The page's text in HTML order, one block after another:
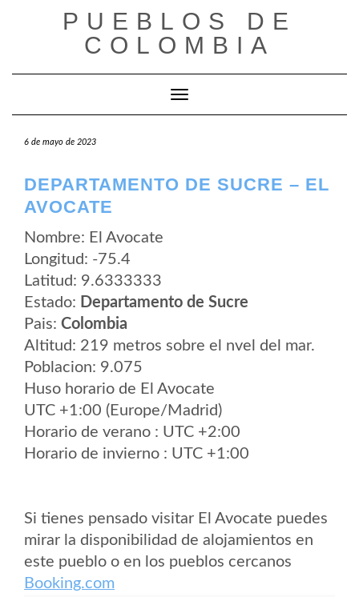
PUEBLOS DE
COLOMBIA
Cambiar modo de navegación
6 de mayo de 2023
DEPARTAMENTO DE SUCRE – EL
AVOCATE
Nombre: El Avocate
Longitud: -75.4
Latitud: 9.6333333
Estado: Departamento de Sucre
Pais: Colombia
Altitud: 219 metros sobre el nvel del mar.
Poblacion: 9.075
Huso horario de El Avocate
UTC +1:00 (Europe/Madrid)
Horario de verano : UTC +2:00
Horario de invierno : UTC +1:00
Si tienes pensado visitar El Avocate puedes
mirar la disponibilidad de alojamientos en
este pueblo o en los pueblos cercanos
Booking.com